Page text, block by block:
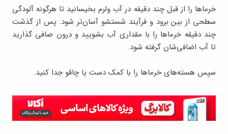
خرماها را از قبل چند دقیقه در آب ولرم بخیسانید تا هرگونه آلودگی
سطحی از بین برود و فرآیند شستشو آسان‌تر شود. پس از گذشت
چند دقیقه خرماها را با مقداری آب بشویید و درون صافی گذارید
تا آب اضافی‌شان گرفته شود.
سپس هسته‌های خرماها را با کمک دست یا چاقو جدا کنید.